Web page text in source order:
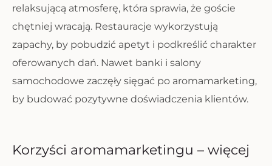
relaksującą atmosferę, która sprawia, że goście
chętniej wracają. Restauracje wykorzystują
zapachy, by pobudzić apetyt i podkreślić charakter
oferowanych dań. Nawet banki i salony
samochodowe zaczęły sięgać po aromamarketing,
by budować pozytywne doświadczenia klientów.
Korzyści aromamarketingu – więcej